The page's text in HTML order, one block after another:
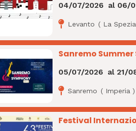
04/07/2026 al 06/
Levanto ( La Spezia
Sanremo
05/07/2026 al21/
Sanremo ( Imperia )
Festival